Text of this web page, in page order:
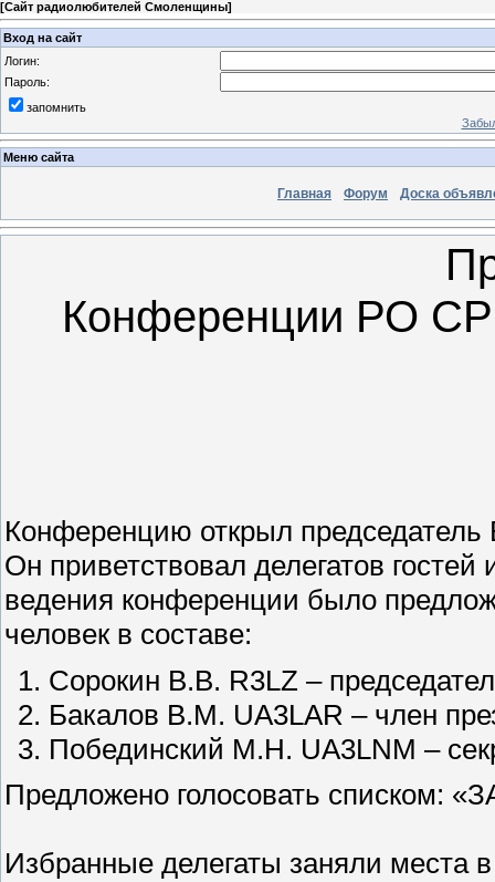
[Сайт радиолюбителей Смоленщины]
Вход на сайт
Логин:
Пароль:
запомнить
Меню сайта
Главная Форум Доска
Конференции РО
Конференцию открыл
Он приветствовал делегатов
ведения конференции было
человек в составе:
Сорокин В.В. R3LZ –
Бакалов В.М. UA3LAR – член
Побединский М.Н. UA3LNM –
Предложено голосовать списком:
Избранные делегаты заняли места